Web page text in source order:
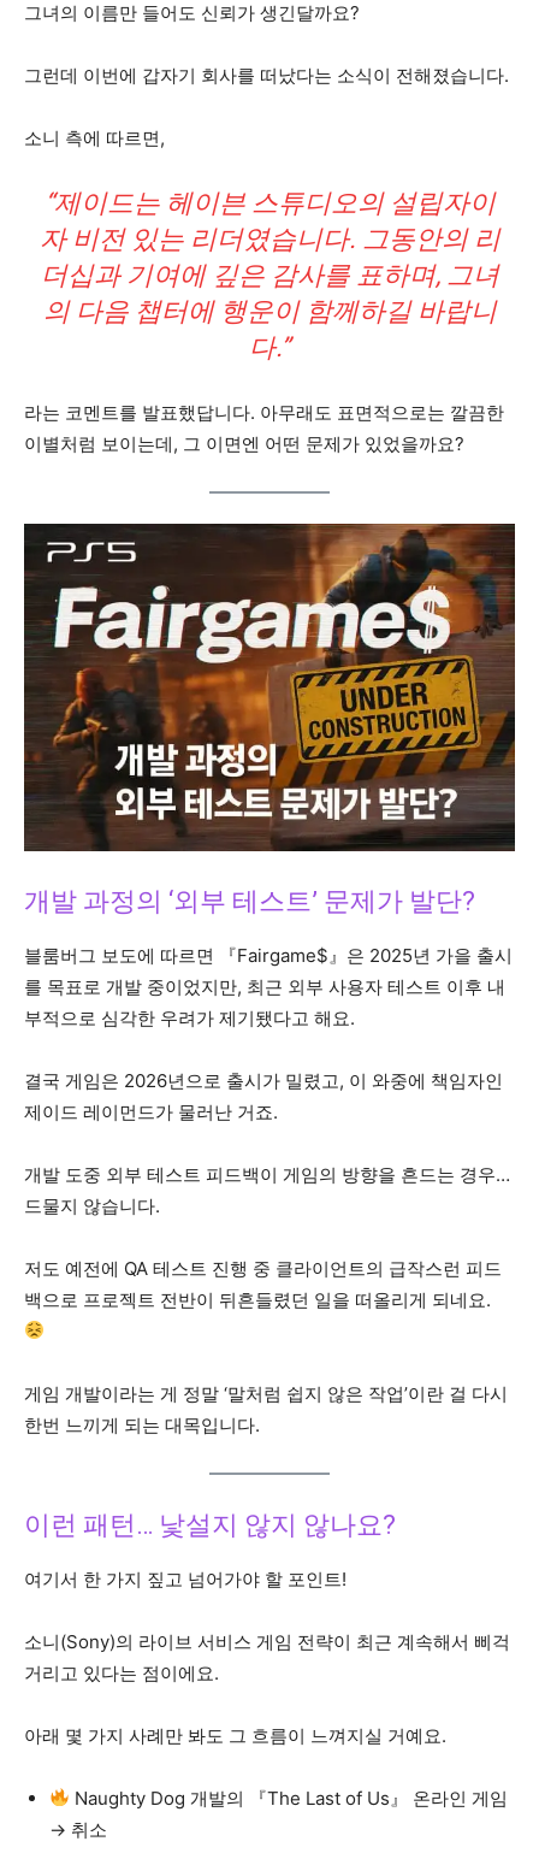
그녀의 이름만 들어도 신뢰가 생긴달까요?
그런데 이번에 갑자기 회사를 떠났다는 소식이 전해졌습니다.
소니 측에 따르면,
“제이드는 헤이븐 스튜디오의 설립자이
자 비전 있는 리더였습니다. 그동안의 리
더십과 기여에 깊은 감사를 표하며, 그녀
의 다음 챕터에 행운이 함께하길 바랍니
다.”
라는 코멘트를 발표했답니다. 아무래도 표면적으로는 깔끔한
이별처럼 보이는데, 그 이면엔 어떤 문제가 있었을까요?
개발 과정의 ‘외부 테스트’ 문제가 발단?
블룸버그 보도에 따르면 『Fairgame$』은 2025년 가을 출시
를 목표로 개발 중이었지만, 최근 외부 사용자 테스트 이후 내
부적으로 심각한 우려가 제기됐다고 해요.
결국 게임은 2026년으로 출시가 밀렸고, 이 와중에 책임자인
제이드 레이먼드가 물러난 거죠.
개발 도중 외부 테스트 피드백이 게임의 방향을 흔드는 경우…
드물지 않습니다.
저도 예전에 QA 테스트 진행 중 클라이언트의 급작스런 피드
백으로 프로젝트 전반이 뒤흔들렸던 일을 떠올리게 되네요.
게임 개발이라는 게 정말 ‘말처럼 쉽지 않은 작업’이란 걸 다시
한번 느끼게 되는 대목입니다.
이런 패턴… 낯설지 않지 않나요?
여기서 한 가지 짚고 넘어가야 할 포인트!
소니(Sony)의 라이브 서비스 게임 전략이 최근 계속해서 삐걱
거리고 있다는 점이에요.
아래 몇 가지 사례만 봐도 그 흐름이 느껴지실 거예요.
Naughty Dog 개발의 『The Last of Us』 온라인 게임
→ 취소